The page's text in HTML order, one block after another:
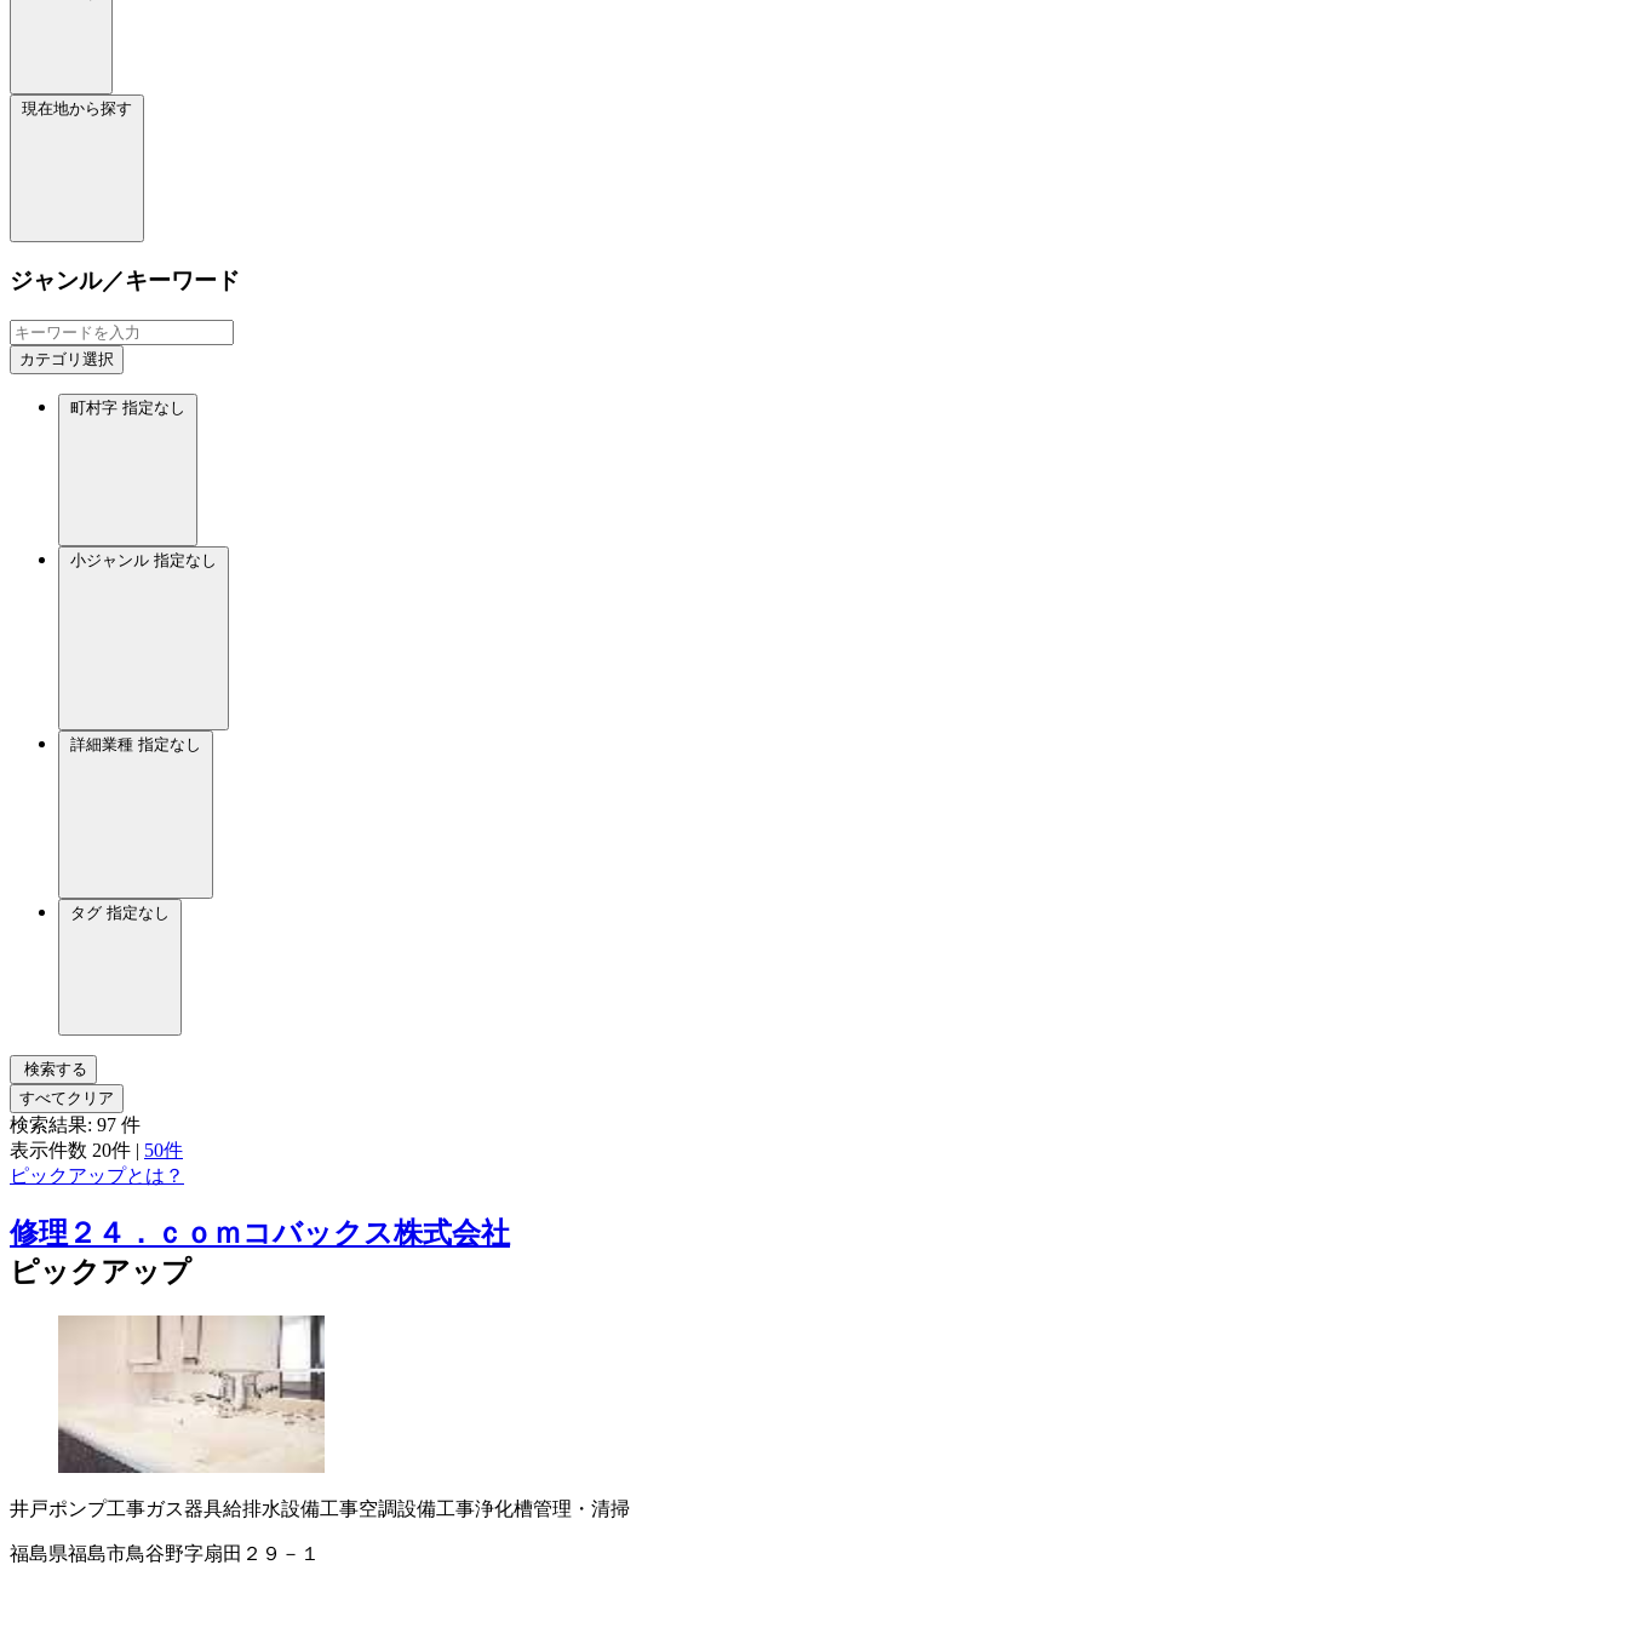
現在地から探す
ジャンル／キーワード
カテゴリ選択
町村字 指定なし
小ジャンル 指定なし
詳細業種 指定なし
タグ 指定なし
検索する
すべてクリア
検索結果: 97 件
表示件数 20件 | 50件
ピックアップとは？
修理２４．ｃｏｍコバックス株式会社
ピックアップ
井戸ポンプ工事ガス器具給排水設備工事空調設備工事浄化槽管理・清掃
福島県福島市鳥谷野字扇田２９－１